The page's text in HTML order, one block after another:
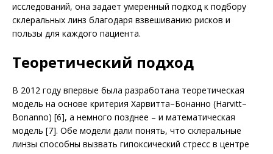
исследований, она задает умеренный подход к подбору
склеральных линз благодаря взвешиванию рисков и
пользы для каждого пациента.
Теоретический подход
В 2012 году впервые была разработана теоретическая
модель на основе критерия Харвитта–Бонанно (Harvitt–
Bonanno) [6], а немного позднее – и математическая
модель [7]. Обе модели дали понять, что склеральные
линзы способны вызвать гипоксический стресс в центре